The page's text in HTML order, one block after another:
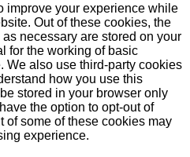
improve your experience while
Out of these cookies, the
necessary are stored on your
for the working of basic
We also use third-party cookies
how you use this
stored in your browser only
the option to opt-out of
of some of these cookies may
experience.